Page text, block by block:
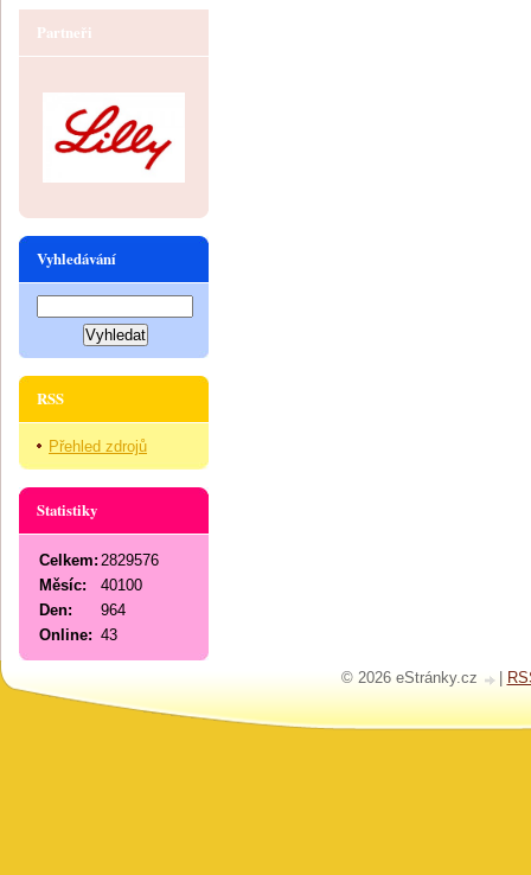
Partneři
Vyhledávání
RSS
Přehled zdrojů
Statistiky
Online: 43
Celkem: 2829576
Měsíc:
40100
Den:
964
© 2026 eStránky.cz